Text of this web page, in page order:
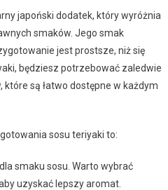
japoński dodatek, który wyróżnia
smaków. Jego smak
jest prostsze, niż się
będziesz potrzebować zaledwie
które są łatwo dostępne w każdym
sosu teriyaki to:
smaku sosu. Warto wybrać
uzyskać lepszy aromat.